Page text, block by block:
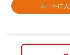
カートに